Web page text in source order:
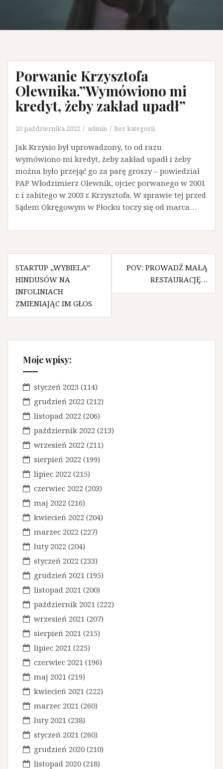
Porwanie Krzysztofa
Olewnika.”Wymówiono mi
kredyt, żeby zakład upadł”
20 października 2022 admin Bez kategorii
Jak Krzysio był uprowadzony, to od razu
wymówiono mi kredyt, żeby zakład upadł i żeby
można było przejąć go za parę groszy – powiedział
PAP Włodzimierz Olewnik, ojciec porwanego w 2001
r. i zabitego w 2003 r. Krzysztofa. W sprawie tej przed
Sądem Okręgowym w Płocku toczy się od marca…
N
w
i
g
STARTUP „WYBIELA”
HINDUSÓW NA
INFOLINIACH
ZMIENIAJĄC IM GŁOS
POV: PROWADŹ MAŁĄ
RESTAURACJĘ…
Moje wpisy:
styczeń 2023 (114)
grudzień 2022 (212)
listopad 2022 (206)
październik 2022 (213)
wrzesień 2022 (211)
sierpień 2022 (199)
lipiec 2022 (215)
czerwiec 2022 (203)
maj 2022 (216)
kwiecień 2022 (204)
marzec 2022 (227)
luty 2022 (204)
styczeń 2022 (233)
grudzień 2021 (195)
listopad 2021 (200)
październik 2021 (222)
wrzesień 2021 (207)
sierpień 2021 (215)
lipiec 2021 (225)
czerwiec 2021 (196)
maj 2021 (219)
kwiecień 2021 (222)
marzec 2021 (260)
luty 2021 (238)
styczeń 2021 (260)
grudzień 2020 (210)
listopad 2020 (218)